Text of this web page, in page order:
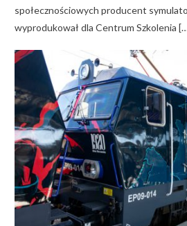
społecznościowych producent
wyprodukował dla Centrum Szkolenia